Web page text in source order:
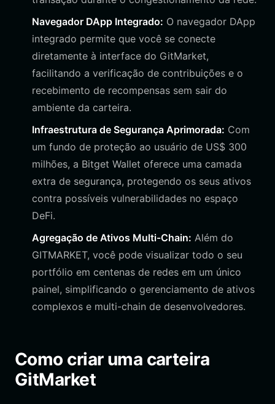
Navegador DApp Integrado: O navegador DApp
integrado permite que você se conecte
diretamente à interface do GitMarket,
facilitando a verificação de contribuições e o
recebimento de recompensas sem sair do
ambiente da carteira.
Infraestrutura de Segurança Aprimorada: Com
um fundo de proteção ao usuário de US$ 300
milhões, a Bitget Wallet oferece uma camada
extra de segurança, protegendo os seus ativos
contra possíveis vulnerabilidades no espaço
DeFi.
Agregação de Ativos Multi-Chain: Além do
GITMARKET, você pode visualizar todo o seu
portfólio em centenas de redes em um único
painel, simplificando o gerenciamento de ativos
complexos e multi-chain de desenvolvedores.
Como criar uma carteira
GitMarket